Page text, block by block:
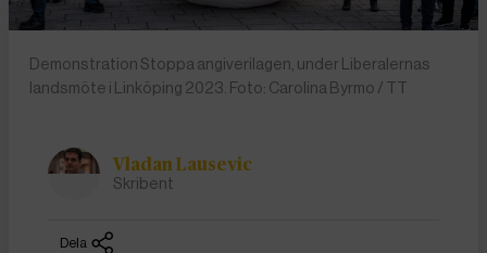
Demonstration Stoppa angiverilagen, under Liberalernas
landsmöte i Linköping 2023. Foto: Carolina Byrmo / TT
Vladan Lausevic
Skribent
Dela